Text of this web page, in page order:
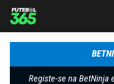
Registe-se na BetNinja